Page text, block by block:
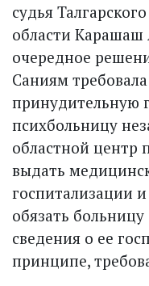
судья
области
очередное
Саниям
принудительную
психбольницу
областной центр
выдать
госпитализации
обязать
сведения о ее
принципе,